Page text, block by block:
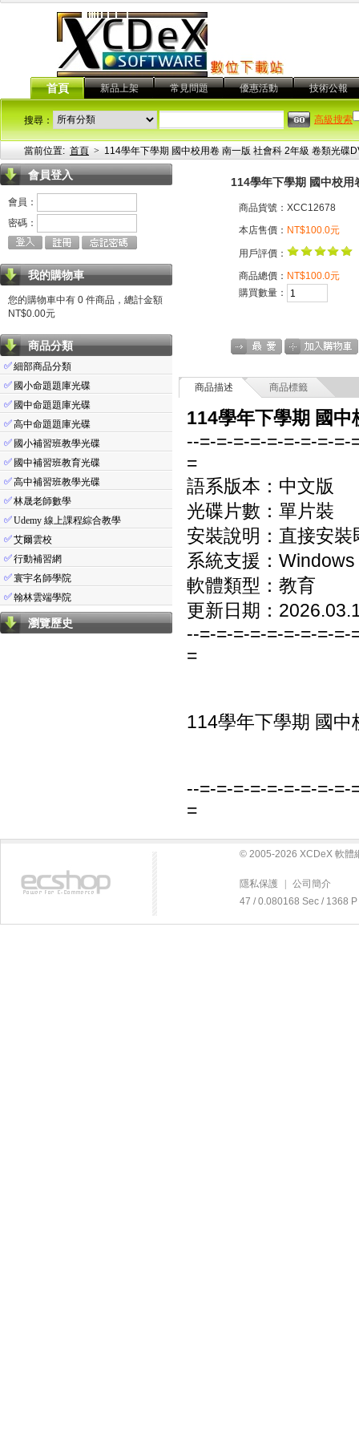
首頁 新品上架 常見問題 優惠活動 技術公報
搜尋： 高級搜索
當前位置: 首頁 > 114學年下學期 國中校用卷 南一版 社會科 2年級 卷類光碟
會員登入
會員：
密碼：
我的購物車
您的購物車中有 0 件商品，總計金額
NT$0.00元
商品分類
✅細部商品分類
✅ 國小命題題庫光碟
✅ 國中命題題庫光碟
✅高中命題題庫光碟
✅ 國小補習班教學光碟
✅ 國中補習班教育光碟
✅高中補習班教學光碟
✅林晟老師數學
✅Udemy 線上課程綜合教學
✅艾爾雲校
✅行動補習網
✅寰宇名師學院
✅翰林雲端學院
瀏覽歷史
114學年下學期 國中校
商品貨號：XCC12678
本店售價： NT$100.0元
用戶評價：
商品總價： NT$100.0元
購買數量：
商品描述 商品標籤
114學年下學期 國
--=-=-=-=-=-=-=-=-=-
=
語系版本：中文版
光碟片數：單片裝
安裝說明：直接安裝
系統支援：
軟體類型：教育
更新日期：
--=-=-=-=-=-=-=-=-=-
=
114學年下學期 國
--=-=-=-=-=-=-=-=-=-
=
© 2005-2026 XCDeX 軟體
隱私保護
公司簡介
47 / 0.080168 Sec / 1368